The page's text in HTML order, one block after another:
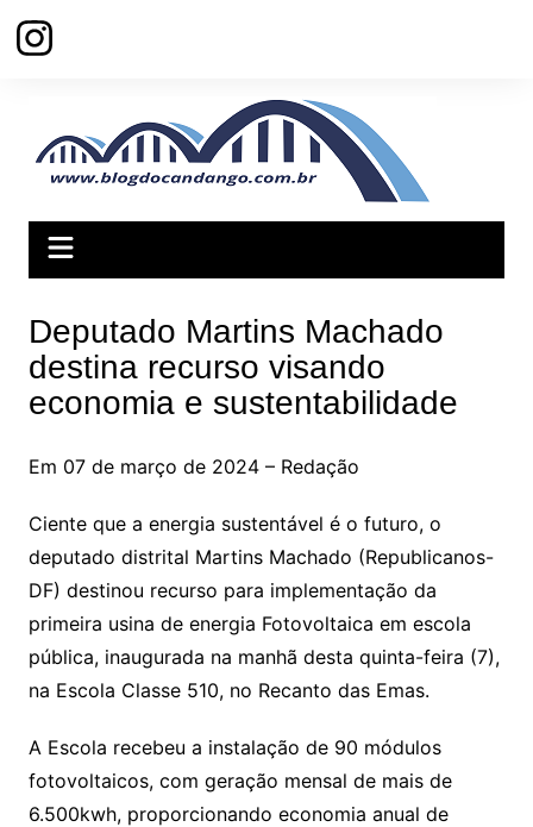
para
Deputado Martins Machado
destina recurso visando
economia e sustentabilidade
Em 07 de março de 2024 – Redação
Ciente que a energia sustentável é o futuro, o
deputado distrital Martins Machado (Republicanos-
DF) destinou recurso para implementação da
primeira usina de energia Fotovoltaica em escola
pública, inaugurada na manhã desta quinta-feira (7),
na Escola Classe 510, no Recanto das Emas.
A Escola recebeu a instalação de 90 módulos
fotovoltaicos, com geração mensal de mais de
6.500kwh, proporcionando economia anual de